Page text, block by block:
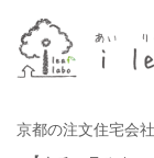
京都の注文住宅会